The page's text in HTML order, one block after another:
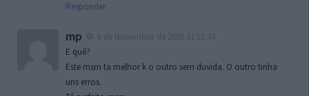
Responder
mp
E quê?
Este msm ta melhor k o outro sem duvida. O outro tinha
uns erros.